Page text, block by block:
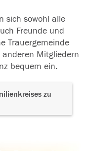
sich sowohl alle
Freunde und
Trauergemeinde
Mitgliedern
bequem ein.
zu